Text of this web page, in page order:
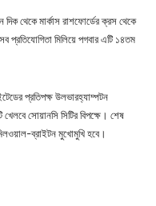
থেকে মার্কাস রাশফোর্ডের ক্রস থেকে
প্রতিযোগিতা মিলিয়ে পগবার এটি ১৪তম
প্রতিপক্ষ উলভারহ্যাম্পটন
খেলবে সোয়ানসি সিটির বিপক্ষে। শেষ
ব্রাইটন মুখোমুখি হবে।